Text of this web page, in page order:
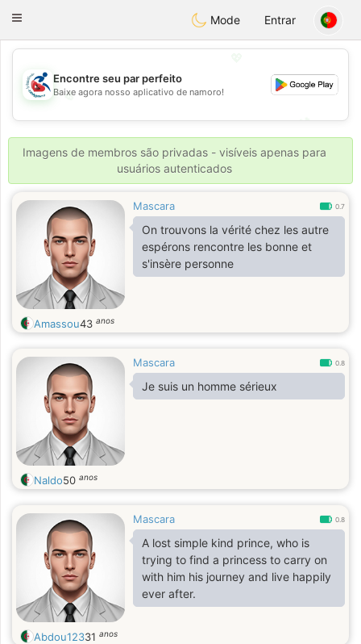
Handi Space
Toggle
Mode Entrar
💖
💕
💕
Encontre seu par perfeito
Baixe agora nosso aplicativo de namoro!
Imagens de membros são privadas - visíveis apenas para
usuários autenticados
Mascara 0.7
On trouvons la vérité chez les autre
espérons rencontre les bonne et
s'insère personne
Amassou43 anos
Mascara 0.8
Je suis un homme sérieux
Naldo50 anos
Mascara 0.8
A lost simple kind prince, who is
trying to find a princess to carry on
with him his journey and live happily
ever after.
Abdou12331 anos